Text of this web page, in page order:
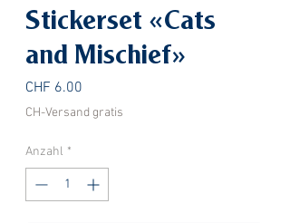
Stickerset «Cats
and Mischief»
CHF 6.00
CH-Versand gratis
Anzahl *